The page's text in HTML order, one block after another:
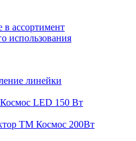
ассортимент
использования
линейки
LED 150 Вт
ТМ Космос 200Вт